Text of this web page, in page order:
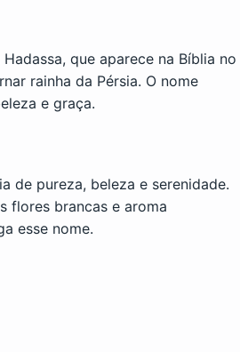
que aparece na Bíblia no
rainha da Pérsia. O nome
e graça.
de pureza, beleza e serenidade.
flores brancas e aroma
esse nome.